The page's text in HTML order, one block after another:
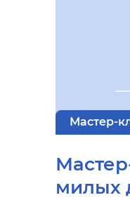
Мастер-
милых